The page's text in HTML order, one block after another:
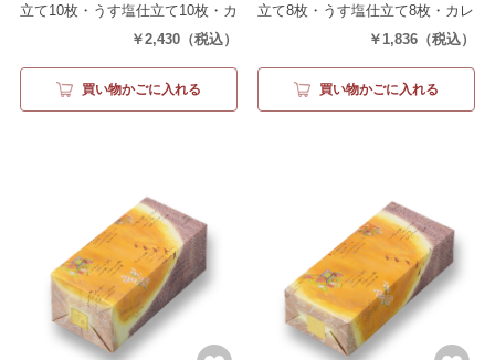
立て10枚・うす塩仕立て10枚・カ
レー仕立て10枚））￥2,430 （税込）
買い物かごに入れる
立て8枚・うす塩仕立て8枚・カレ
￥1,836 （税込）
買い物かごに入れる